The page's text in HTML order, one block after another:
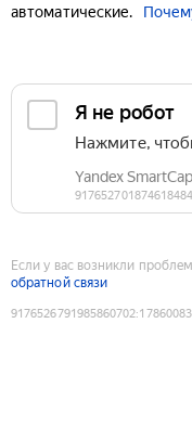
автоматические.
Если у вас возникли
обратной связи
9176526791985860702: